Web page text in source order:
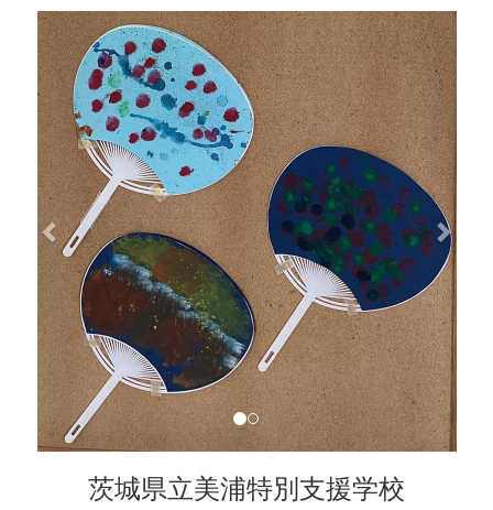
p
r
e
v
i
o
u
s
n
e
x
t
茨城県立美浦特別支援学校